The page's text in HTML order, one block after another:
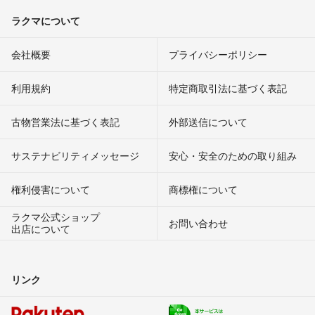
ラクマについて
会社概要 プライバシーポリシー
利用規約 特定商取引法に基づく表記
古物営業法に基づく表記 外部送信について
サステナビリティメッセージ 安心・安全のための取り組み
権利侵害について
商標権について
ラクマ公式ショップ
出店について
お問い合わせ
リンク